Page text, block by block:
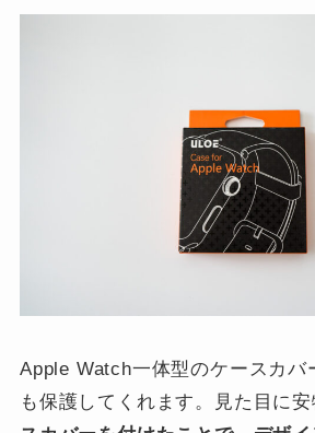
Apple Watch一体型のケースカバ
も保護してくれます。見た目に安